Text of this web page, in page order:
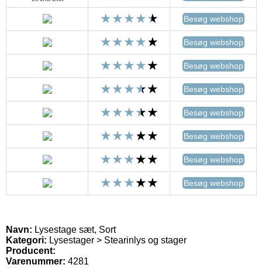
Besøg webshop
Besøg webshop
Besøg webshop
Besøg webshop
Besøg webshop
Besøg webshop
Besøg webshop
Besøg webshop
Navn: Lysestage sæt, Sort
Kategori: Lysestager > Stearinlys og stager
Producent:
Varenummer: 4281